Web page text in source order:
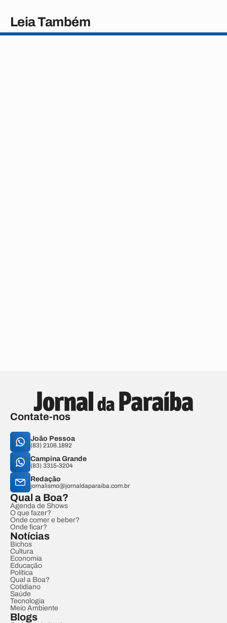
Leia Também
Contate-nos
João Pessoa
(83) 2106.1892
Campina Grande
(83) 3315-3204
Redação
jornalismo@jornaldaparaiba.com.br
Qual a Boa?
Agenda de Shows
O que fazer?
Onde comer e beber?
Onde ficar?
Notícias
Bichos
Cultura
Economia
Educação
Política
Qual a Boa?
Cotidiano
Saúde
Tecnologia
Meio Ambiente
Blogs